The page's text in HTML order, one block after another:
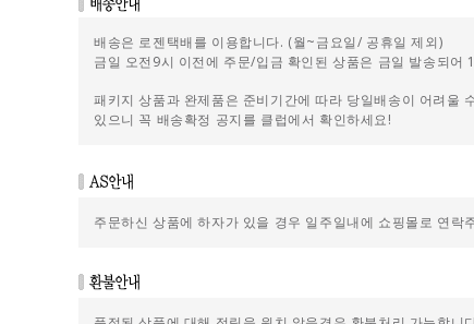
배송은 로젠택배를 이용합니다. (월~금요일/ 공휴일 제외)
금일 오전9시 이전에 주문/입금 확인된 상품은 금일 발송되
패키지 상품과 완제품은 준비기간에 따라 당일배송이 어려울
있으니 꼭 배송확정 공지를 클럽에서 확인하세요!
주문하신 상품에 하자가 있을 경우 일주일내에 쇼핑몰로 연락